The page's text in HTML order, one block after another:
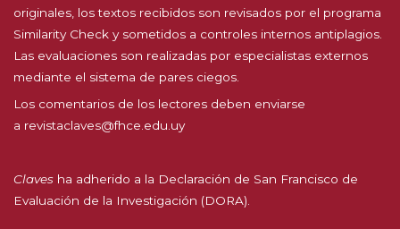
originales, los textos recibidos son revisados por el programa
Similarity Check y sometidos a controles internos antiplagios.
Las evaluaciones son realizadas por especialistas externos
mediante el sistema de pares ciegos.
Los comentarios de los lectores deben enviarse
a revistaclaves@fhce.edu.uy
Claves ha adherido a la Declaración de San Francisco de
Evaluación de la Investigación (DORA).